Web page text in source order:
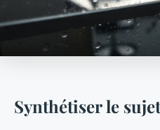
Synthétiser le